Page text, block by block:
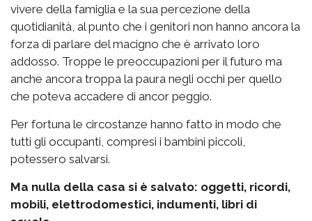
vivere della famiglia e la sua percezione della
quotidianità, al punto che i genitori non hanno ancora la
forza di parlare del macigno che è arrivato loro
addosso. Troppe le preoccupazioni per il futuro ma
anche ancora troppa la paura negli occhi per quello
che poteva accadere di ancor peggio.
Per fortuna le circostanze hanno fatto in modo che
tutti gli occupanti, compresi i bambini piccoli,
potessero salvarsi.
Ma nulla della casa si è salvato: oggetti, ricordi,
mobili, elettrodomestici, indumenti, libri di